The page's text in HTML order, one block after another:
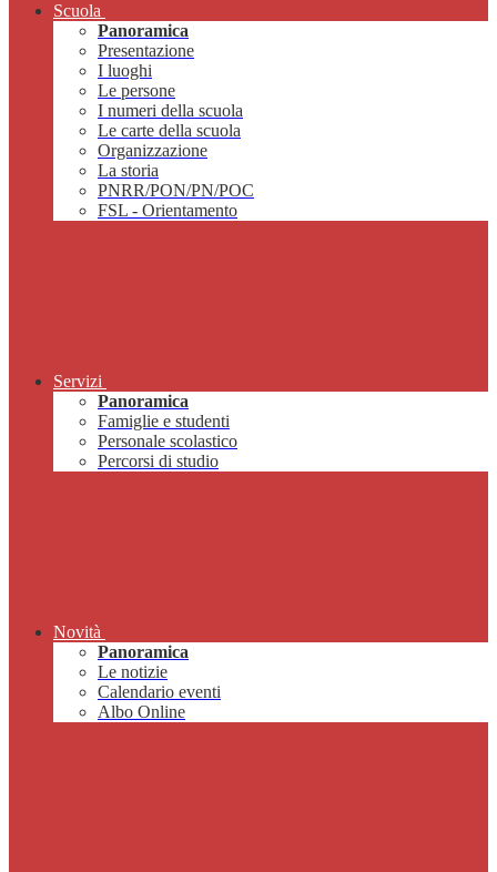
Scuola
Panoramica
Presentazione
I luoghi
Le persone
I numeri della scuola
Le carte della scuola
Organizzazione
La storia
PNRR/PON/PN/POC
FSL - Orientamento
Servizi
Panoramica
Famiglie e studenti
Personale scolastico
Percorsi di studio
Novità
Panoramica
Le notizie
Calendario eventi
Albo Online